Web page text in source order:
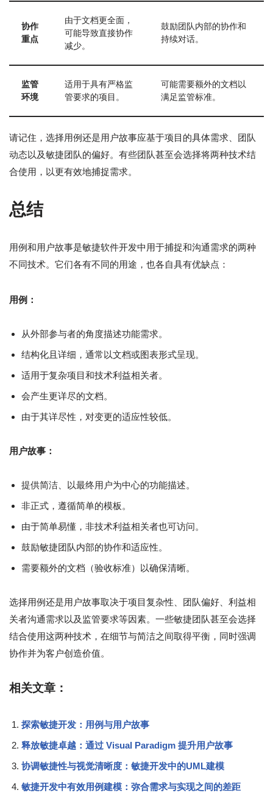
协作
重点
由于文档更全面，
可能导致直接协作
减少。
鼓励团队内部的协作和
持续对话。
监管
环境
适用于具有严格监
管要求的项目。
可能需要额外的文档以
满足监管标准。
请记住，选择用例还是用户故事应基于项目的具体需求、团队
动态以及敏捷团队的偏好。有些团队甚至会选择将两种技术结
合使用，以更有效地捕捉需求。
总结
用例和用户故事是敏捷软件开发中用于捕捉和沟通需求的两种
不同技术。它们各有不同的用途，也各自具有优缺点：
用例：
从外部参与者的角度描述功能需求。
结构化且详细，通常以文档或图表形式呈现。
适用于复杂项目和技术利益相关者。
会产生更详尽的文档。
由于其详尽性，对变更的适应性较低。
用户故事：
提供简洁、以最终用户为中心的功能描述。
非正式，遵循简单的模板。
由于简单易懂，非技术利益相关者也可访问。
鼓励敏捷团队内部的协作和适应性。
需要额外的文档（验收标准）以确保清晰。
选择用例还是用户故事取决于项目复杂性、团队偏好、利益相
关者沟通需求以及监管要求等因素。一些敏捷团队甚至会选择
结合使用这两种技术，在细节与简洁之间取得平衡，同时强调
协作并为客户创造价值。
相关文章：
探索敏捷开发：用例与用户故事
释放敏捷卓越：通过 Visual Paradigm 提升用户故事
协调敏捷性与视觉清晰度：敏捷开发中的UML建模
敏捷开发中有效用例建模：弥合需求与实现之间的差距